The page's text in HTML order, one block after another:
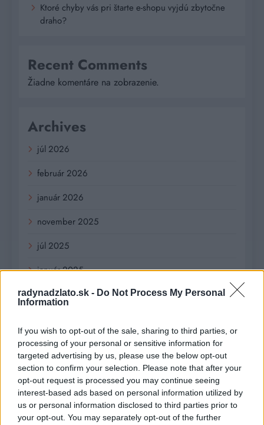
radynadzlato.sk - Do Not Process My Personal
Information
If you wish to opt-out of the sale, sharing to third parties, or
processing of your personal or sensitive information for
targeted advertising by us, please use the below opt-out
section to confirm your selection. Please note that after your
opt-out request is processed you may continue seeing
interest-based ads based on personal information utilized by
us or personal information disclosed to third parties prior to
your opt-out. You may separately opt-out of the further
Ktoré chyby vás pri štarte e-shopu vyjdú zbytočne
draho?
Recent Comments
Žiadne komentáre na zobrazenie.
Archives
júl 2026
február 2026
január 2026
november 2025
júl 2025
január 2025
november 2024
september 2024
august 2024
júl 2024
jún 2024